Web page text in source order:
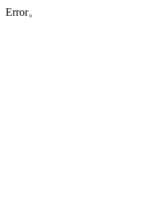
Error。